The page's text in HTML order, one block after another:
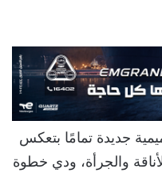
جديدة تمامًا بتعكس
والجرأة، ودي خطوة